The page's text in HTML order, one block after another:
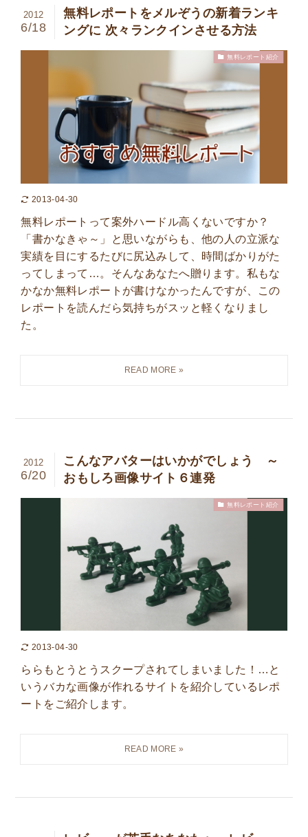
無料レポートをメルぞうの新着ランキ
ングに 次々ランクインさせる方法
2012
6/18
無料レポート紹介
2013-04-30
無料レポートって案外ハードル高くないですか？
「書かなきゃ～」と思いながらも、他の人の立派な
実績を目にするたびに尻込みして、時間ばかりがた
ってしまって…。そんなあなたへ贈ります。私もな
かなか無料レポートが書けなかったんですが、この
レポートを読んだら気持ちがスッと軽くなりまし
た。
こんなアバターはいかがでしょう ～
おもしろ画像サイト６連発
2012
6/20
無料レポート紹介
2013-04-30
ららもとうとうスクープされてしまいました！…と
いうバカな画像が作れるサイトを紹介しているレポ
ートをご紹介します。